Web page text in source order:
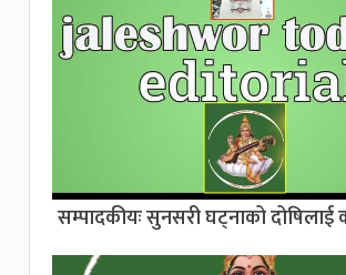
सम्पादकीयः सुनसरी घट्नाको दोषिलाई